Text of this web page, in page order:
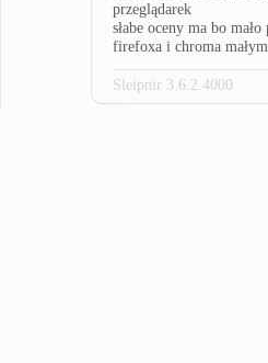
przeglądarek
słabe oceny ma bo
firefoxa i chroma
Sleipnir 3.6.2.4000